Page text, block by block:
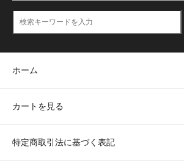
ホーム
カートを見る
特定商取引法に基づく表記